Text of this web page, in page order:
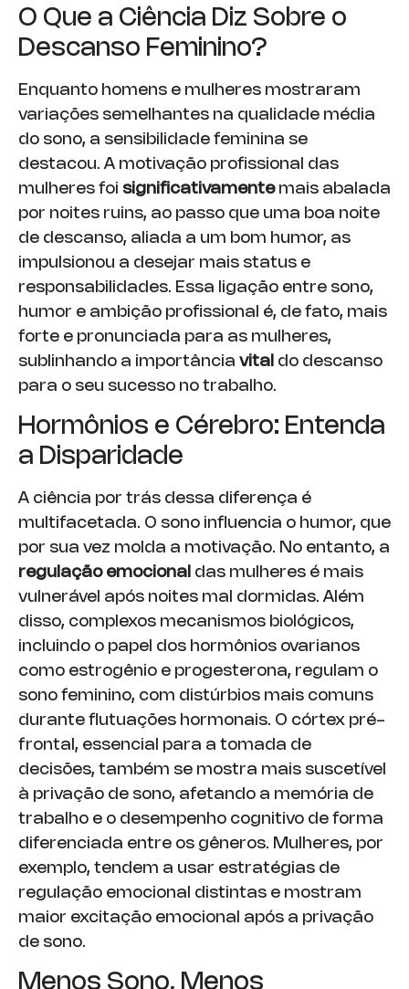
O Que a Ciência Diz Sobre o
Descanso Feminino?
Enquanto homens e mulheres mostraram
variações semelhantes na qualidade média
do sono, a sensibilidade feminina se
destacou. A motivação profissional das
mulheres foi significativamentemais abalada
por noites ruins, ao passo que uma boa noite
de descanso, aliada a um bom humor, as
impulsionou a desejar mais status e
responsabilidades. Essa ligação entre sono,
humor e ambição profissional é, de fato, mais
forte e pronunciada para as mulheres,
sublinhando a importância vital do descanso
para o seu sucesso no trabalho.
Hormônios e Cérebro: Entenda
a Disparidade
A ciência por trás dessa diferença é
multifacetada. O sono influencia o humor, que
por sua vez molda a motivação. No entanto, a
regulação emocional das mulheres é mais
vulnerável após noites mal dormidas. Além
disso, complexos mecanismos biológicos,
incluindo o papel dos hormônios ovarianos
como estrogênio e progesterona, regulam o
sono feminino, com distúrbios mais comuns
durante flutuações hormonais. O córtex pré-
frontal, essencial para a tomada de
decisões, também se mostra mais suscetível
à privação de sono, afetando a memória de
trabalho e o desempenho cognitivo de forma
diferenciada entre os gêneros. Mulheres, por
exemplo, tendem a usar estratégias de
regulação emocional distintas e mostram
maior excitação emocional após a privação
de sono.
Menos Sono, Menos